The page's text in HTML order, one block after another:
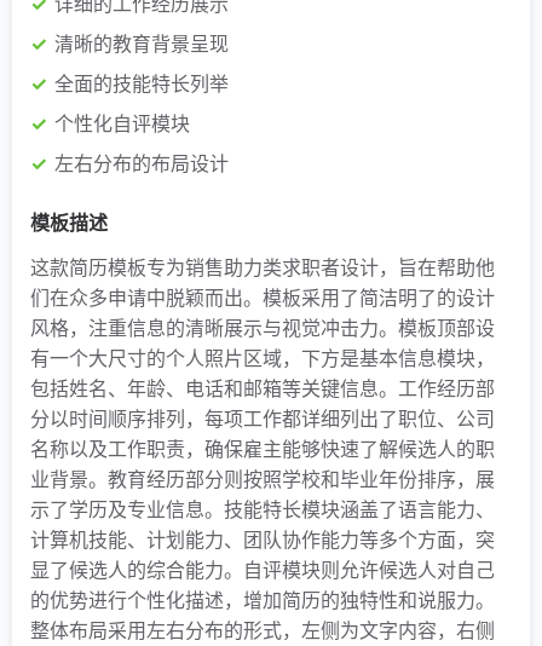
清晰的教育背景呈现
全面的技能特长列举
个性化自评模块
左右分布的布局设计
模板描述
这款简历模板专为销售助力类求职者设计，旨在帮助他
们在众多申请中脱颖而出。模板采用了简洁明了的设计
风格，注重信息的清晰展示与视觉冲击力。模板顶部设
有一个大尺寸的个人照片区域，下方是基本信息模块，
包括姓名、年龄、电话和邮箱等关键信息。工作经历部
分以时间顺序排列，每项工作都详细列出了职位、公司
名称以及工作职责，确保雇主能够快速了解候选人的职
业背景。教育经历部分则按照学校和毕业年份排序，展
示了学历及专业信息。技能特长模块涵盖了语言能力、
计算机技能、计划能力、团队协作能力等多个方面，突
显了候选人的综合能力。自评模块则允许候选人对自己
的优势进行个性化描述，增加简历的独特性和说服力。
整体布局采用左右分布的形式，左侧为文字内容，右侧